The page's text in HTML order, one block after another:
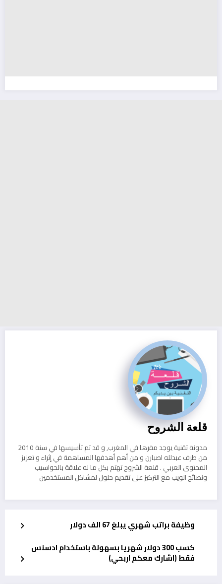
قلعة الشروح
مدونة تقنية يوجد مقرها في المغرب, و قد تم تأسيسها في سنة 2010
من طرف عبدلله اصبارن و من أهم أهدفها المساهمة في إثراء و تعزيز
المحتوى العربي . قلعة الشروح تهتم بكل ما له علاقة بالحواسيب
ونصائح الويب مع التركيز على تقديم حلول لمشاكل المستخدمين
وظيفة براتب شهري يبلغ 67 الف دولار
كسب 300 دولار شهريا بسهولة باستخدام ادسنس
فقط (اشارك معكم اربحي)